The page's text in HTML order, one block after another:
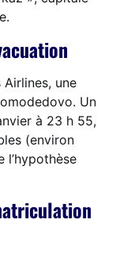
Airlines, une
Un
à 23 h 55,
(environ
l’hypothèse